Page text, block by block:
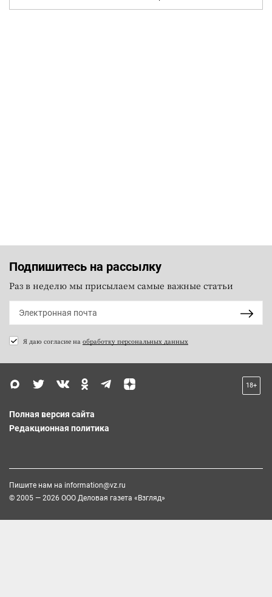
Подпишитесь на рассылку
Раз в неделю мы присылаем самые важные статьи
Я даю согласие на обработку персональных данных
18+
Полная версия сайта
Редакционная политика
Пишите нам на information@vz.ru
© 2005 — 2026 ООО Деловая газета «Взгляд»